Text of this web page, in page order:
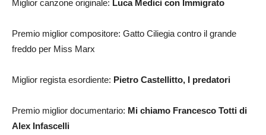
Miglior canzone originale: Luca Medici con Immigrato
Premio miglior compositore: Gatto Ciliegia contro il grande
freddo per Miss Marx
Miglior regista esordiente: Pietro Castellitto, I predatori
Premio miglior documentario: Mi chiamo Francesco Totti di
Alex Infascelli